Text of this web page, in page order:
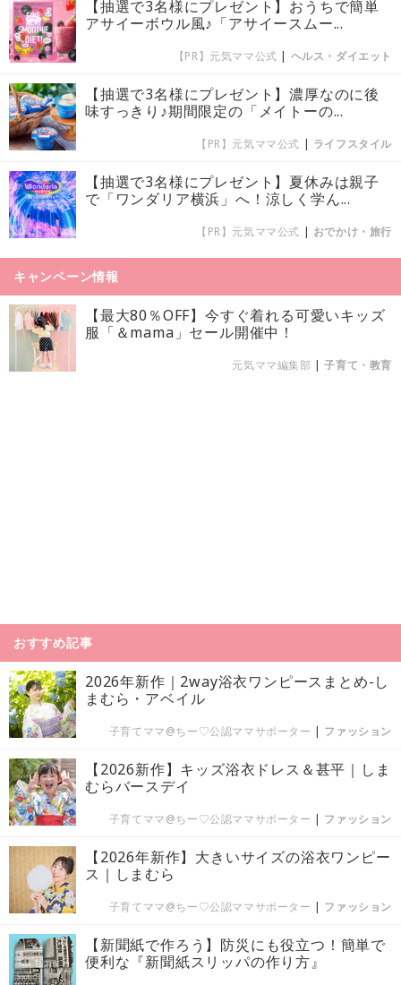
【抽選で3名様にプレゼント】おうちで簡単
アサイーボウル風♪「アサイースムー...
【PR】元気ママ公式 | ヘルス・ダイエット
【抽選で3名様にプレゼント】濃厚なのに後
味すっきり♪期間限定の「メイトーの...
【PR】元気ママ公式 | ライフスタイル
【抽選で3名様にプレゼント】夏休みは親子
で「ワンダリア横浜」へ！涼しく学ん...
【PR】元気ママ公式 | おでかけ・旅行
キャンペーン情報
【最大80％OFF】今すぐ着れる可愛いキッズ
服「＆mama」セール開催中！
元気ママ編集部 |子育て・教育
おすすめ記事
2026年新作｜2way浴衣ワンピースまとめ-し
まむら・アベイル
子育てママ@ちー♡公認ママサポーター | ファッション
【2026新作】キッズ浴衣ドレス＆甚平｜しま
むらバースデイ
子育てママ@ちー♡公認ママサポーター | ファッション
【2026年新作】大きいサイズの浴衣ワンピー
ス｜しまむら
子育てママ@ちー♡公認ママサポーター | ファッション
【新聞紙で作ろう】防災にも役立つ！簡単で
便利な『新聞紙スリッパの作り方』